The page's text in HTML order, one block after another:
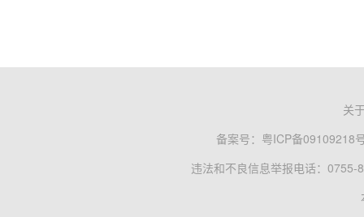
关
备案号： 粤ICP备09109218
违法和不良信息举报电话：0755-